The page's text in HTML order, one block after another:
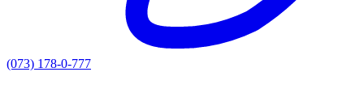
(073) 178-0-777